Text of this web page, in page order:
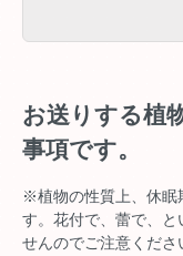
お送りする植
事項です。
※植物の性質上、休眠
す。花付で、蕾で、と
せんのでご注意くだ